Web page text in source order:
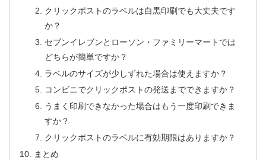
クリックポストのラベルは白黒印刷でも大丈夫です
か？
セブンイレブンとローソン・ファミリーマートでは
どちらが簡単ですか？
ラベルのサイズが少しずれた場合は使えますか？
コンビニでクリックポストの発送までできますか？
うまく印刷できなかった場合はもう一度印刷できま
すか？
クリックポストのラベルに有効期限はありますか？
まとめ